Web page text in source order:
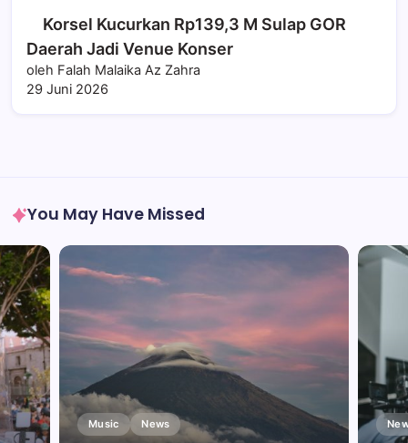
Korsel Kucurkan Rp139,3 M Sulap GOR
Daerah Jadi Venue Konser
oleh Falah Malaika Az Zahra
29 Juni 2026
You May Have Missed
Music News